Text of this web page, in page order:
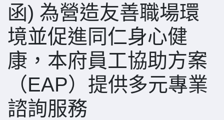
函) 為營造友善職場環
境並促進同仁身心健
康，本府員工協助方案
（EAP）提供多元專業
諮詢服務